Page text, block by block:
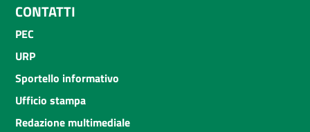
CONTATTI
PEC
URP
Sportello informativo
Ufficio stampa
Redazione multimediale